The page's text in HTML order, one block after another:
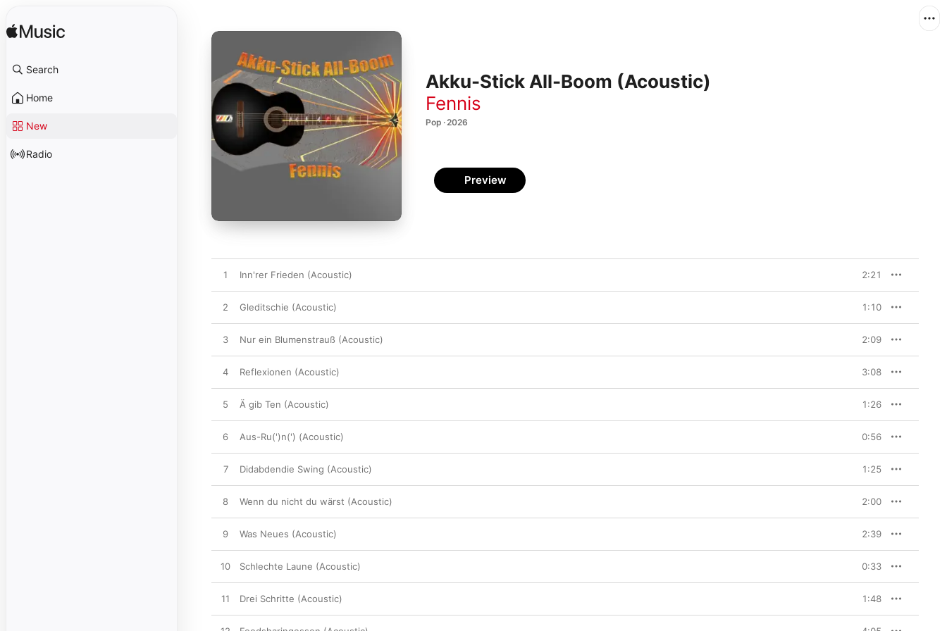
Search
Home
New
Radio
Akku-Stick All-Boom (Acoustic)
Fennis
Pop · 2026
Preview
1 Inn'rer Frieden (Acoustic) 2:21
2 Gleditschie (Acoustic) 1:10
3 Nur ein Blumenstrauß (Acoustic) 2:09
4 Reflexionen (Acoustic) 3:08
5 Ä gib Ten (Acoustic) 1:26
6 Aus-Ru(')n(') (Acoustic) 0:56
7 Didabdendie Swing (Acoustic) 1:25
8 Wenn du nicht du wärst (Acoustic) 2:00
9 Was Neues (Acoustic) 2:39
10 Schlechte Laune (Acoustic) 0:33
11 Drei Schritte (Acoustic) 1:48